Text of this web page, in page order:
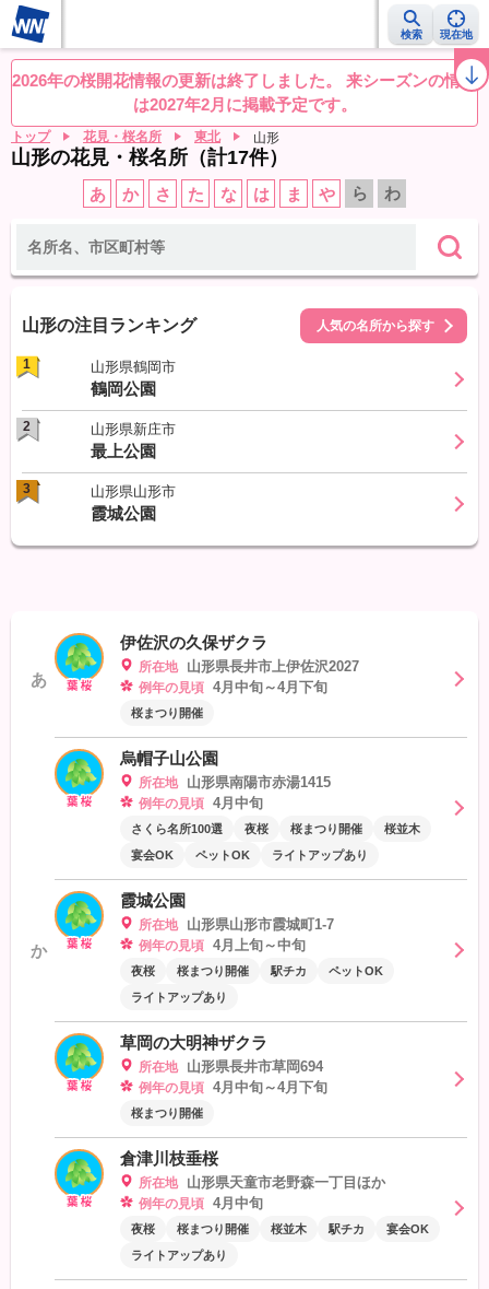
検索 現在地
桜レーダー 名所ランキング 桜開花予想NEWS お花見動画 目的別
2026年の桜開花情報の更新は終了しました。 来シーズンの情報
は2027年2月に掲載予定です。
トップ 花見・桜名所 東北 山形
山形の花見・桜名所（計17件）
あ か さ た な は ま や ら わ
山形の注目ランキング 人気の名所から探す
1 山形県鶴岡市
鶴岡公園
2 山形県新庄市
最上公園
3 山形県山形市
霞城公園
あ
伊佐沢の久保ザクラ
所在地 山形県長井市上伊佐沢2027
例年の見頃 4月中旬～4月下旬
桜まつり開催
烏帽子山公園
所在地 山形県南陽市赤湯1415
例年の見頃 4月中旬
さくら名所100選 夜桜 桜まつり開催
桜並木
宴会OK
ペットOK ライトアップあり
か
霞城公園
所在地 山形県山形市霞城町1-7
例年の見頃 4月上旬～中旬
夜桜 桜まつり開催 駅チカ
ペットOK
ライトアップあり
草岡の大明神ザクラ
所在地 山形県長井市草岡694
例年の見頃 4月中旬～4月下旬
桜まつり開催
倉津川枝垂桜
所在地 山形県天童市老野森一丁目ほか
例年の見頃 4月中旬
夜桜 桜まつり開催 桜並木 駅チカ
宴会OK
ライトアップあり